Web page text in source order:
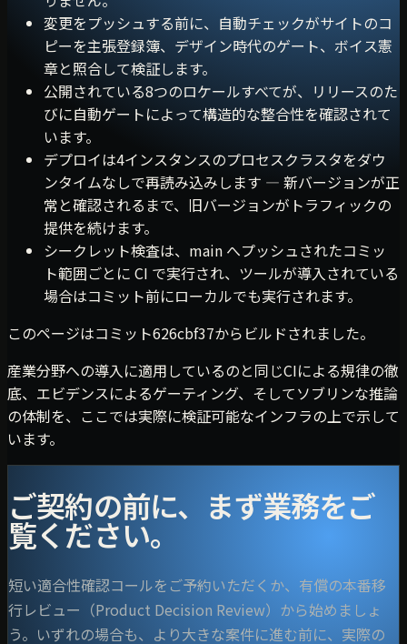
変更をプッシュする前に、自動チェックがサイトのコ
ピーを主張登録簿、デザイン時代のゲート、ボイス憲
章と照合して検証します。
公開されている8つのロケールすべてが、リリースのた
びに自動ゲートによって構造的な整合性を確認されて
います。
デプロイは4インスタンスのプロセスクラスタをダウ
ンタイムなしで再読み込みします — 新バージョンが正
常と確認されるまで、旧バージョンがトラフィックの
提供を続けます。
シークレット検査は、main へプッシュされたコミッ
ト範囲ごとに CI で実行され、ツールが導入されている
場合はコミット前にローカルでも実行されます。
このページはコミット626cbf37からビルドされました。
産業分野への導入に適用しているのと同じCIによる規律の徹
底、エビデンスによるゲーティング、そしてソブリンな推論
の体制を、ここでは実際に検証可能なインフラの上で示して
います。
ご契約の前に、まず業務をご
覧ください。
短い適合性確認コールをご予約いただくか、有償の本番移
行レビュー（Product Decision Review）から始めましょ
う。いずれの場合も、より大きな案件に進む前に、実際の